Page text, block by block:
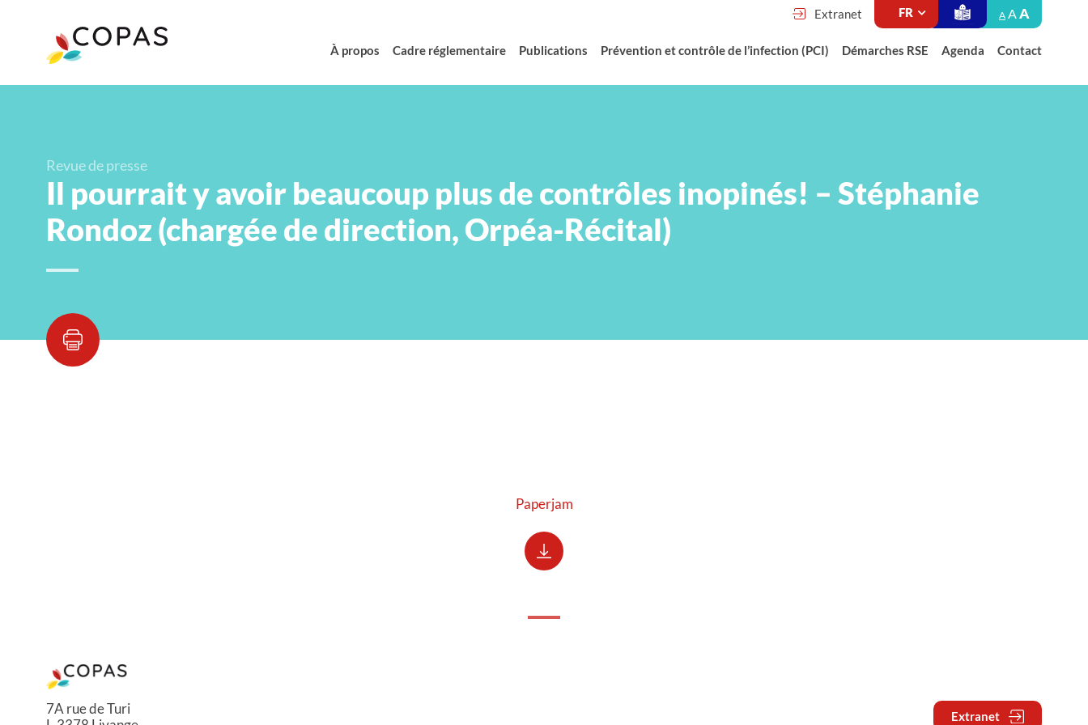
Extranet A AA
À propos Cadre réglementaire Publications Prévention et contrôle de l’infection (PCI) Démarches RSE Agenda Contact
Revue de presse
Il pourrait y avoir beaucoup plus de contrôles inopinés! – Stéphanie
Rondoz (chargée de direction, Orpéa-Récital)
Paperjam
7A rue de Turi
Extranet